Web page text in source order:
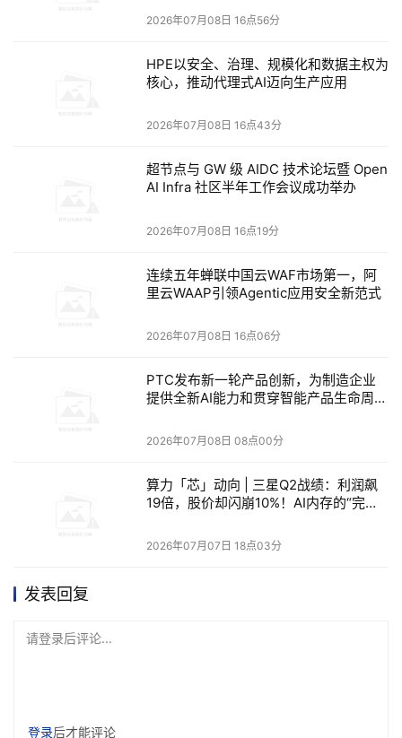
4.8的56分和GPT-5.5的55分。
Coding Agent Index 上，Grok 4.5拿到76分，与
GPT-5.5在Codex中的表现大致持平。
τ³-Banking
任务上，它以33%超过GPT-5.5 xhigh的
这些数字说明一件事——
Grok 4.5不是来碾压一切的。
务和终端操作场景中表现突出，而在某些深度推理基准上
因为它暗示了一个更深层的问题。
当模型的能力差距在缩小，而成本差距在扩大时，“最
Grok 4.5最被忽略的创新，藏在它的训练哲学里。
xAI在官方页面上用了一个很少见的表述逐词智能
且少说。
2026年07月08日 16点56分
HPE以安全、治理、规模化和数据主权为
核心，推动代理式AI迈向生产应用
2026年07月08日 16点43分
超节点与 GW 级 AIDC 技术论坛暨 Open
AI Infra 社区半年工作会议成功举办
2026年07月08日 16点19分
连续五年蝉联中国云WAF市场第一，阿
里云WAAP引领Agentic应用安全新范式
2026年07月08日 16点06分
PTC发布新一轮产品创新，为制造企业
提供全新AI能力和贯穿智能产品生命周期
2026年07月08日 08点00分
算力「芯」动向 | 三星Q2战绩：利润飙
19倍，股价却闪崩10%！AI内存的“完美
2026年07月07日 18点03分
发表回复
请登录后评论...
登录后才能评论